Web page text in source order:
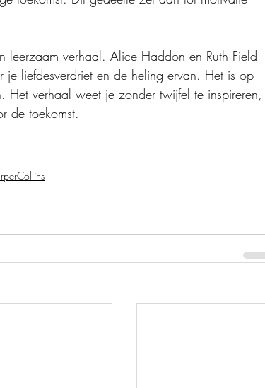
leerzaam verhaal. Alice Haddon en Ruth Field
liefdesverdriet en de heling ervan. Het is op
Het verhaal weet je zonder twijfel te inspireren,
de toekomst.